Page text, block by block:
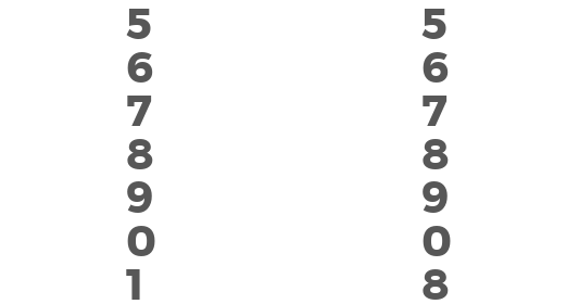
5
6
7
8
9
0
1
5
6
7
8
9
0
8